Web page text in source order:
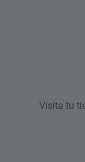
Visita tu